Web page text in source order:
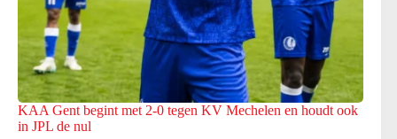
KAA Gent begint met 2-0 tegen KV Mechelen en houdt ook
in JPL de nul